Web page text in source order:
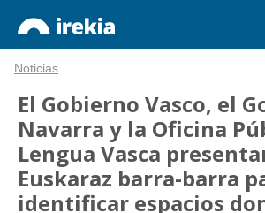
Noticias
El Gobierno Vasco, el
Navarra y la Oficina
Lengua Vasca
Euskaraz barra-barra
identificar espacios